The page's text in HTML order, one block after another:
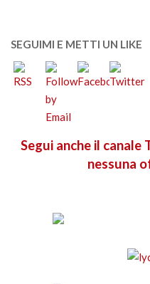
SEGUIMI E METTI UN LIKE
Segui anche il canale
nessuna